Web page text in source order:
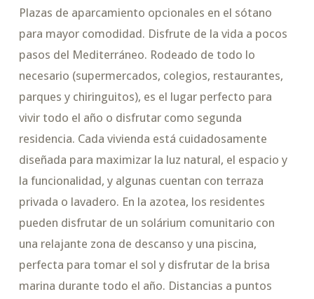
Plazas de aparcamiento opcionales en el sótano
para mayor comodidad. Disfrute de la vida a pocos
pasos del Mediterráneo. Rodeado de todo lo
necesario (supermercados, colegios, restaurantes,
parques y chiringuitos), es el lugar perfecto para
vivir todo el año o disfrutar como segunda
residencia. Cada vivienda está cuidadosamente
diseñada para maximizar la luz natural, el espacio y
la funcionalidad, y algunas cuentan con terraza
privada o lavadero. En la azotea, los residentes
pueden disfrutar de un solárium comunitario con
una relajante zona de descanso y una piscina,
perfecta para tomar el sol y disfrutar de la brisa
marina durante todo el año. Distancias a puntos